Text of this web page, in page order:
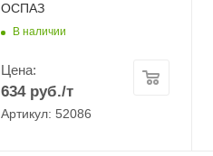
ОСПАЗ
В наличии
Цена:
634руб./т
Артикул: 52086